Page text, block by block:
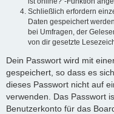
Schließlich erfordern
Daten gespeichert
bei Umfragen, der
von dir gesetzte
Dein Passwort wird mit
gespeichert, so dass es
dieses Passwort nicht auf
verwenden. Das Passwort
Benutzerkonto für das